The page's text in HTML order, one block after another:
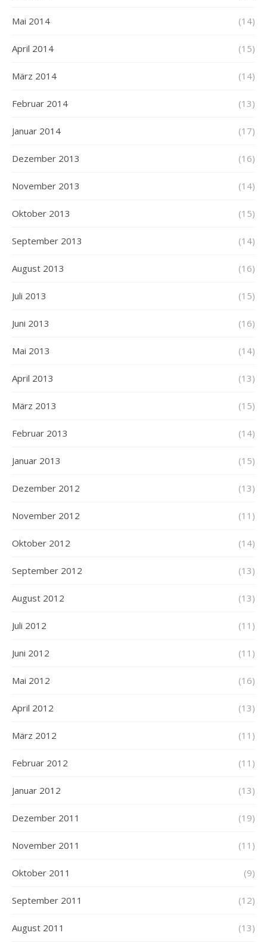
Mai 2014 (14)
April 2014 (15)
März 2014 (14)
Februar 2014 (13)
Januar 2014 (17)
Dezember 2013 (16)
November 2013 (14)
Oktober 2013 (15)
September 2013 (14)
August 2013 (16)
Juli 2013 (15)
Juni 2013 (16)
Mai 2013 (14)
April 2013 (13)
März 2013 (15)
Februar 2013 (14)
Januar 2013 (15)
Dezember 2012 (13)
November 2012 (11)
Oktober 2012 (14)
September 2012 (13)
August 2012 (13)
Juli 2012 (11)
Juni 2012 (11)
Mai 2012 (16)
April 2012 (13)
März 2012 (11)
Februar 2012 (11)
Januar 2012 (13)
Dezember 2011 (19)
November 2011 (11)
Oktober 2011 (9)
September 2011 (12)
August 2011 (13)